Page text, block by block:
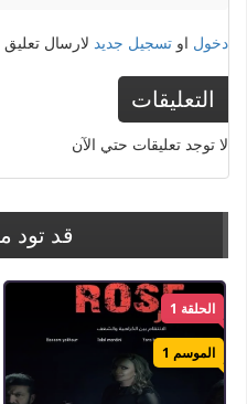
دخول او تسجيل جديد لارسال تعليق
التعليقات
لا توجد تعليقات حتي الآن
قد تود
الحلقة 1
الموسم 1